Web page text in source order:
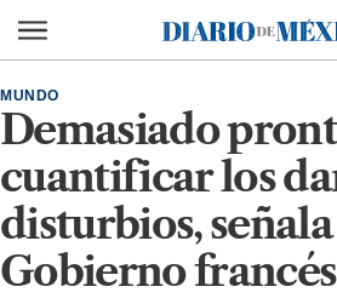
Diario de México
Demasiado
cuantificar los
disturbios,
Gobierno francés
MUNDO